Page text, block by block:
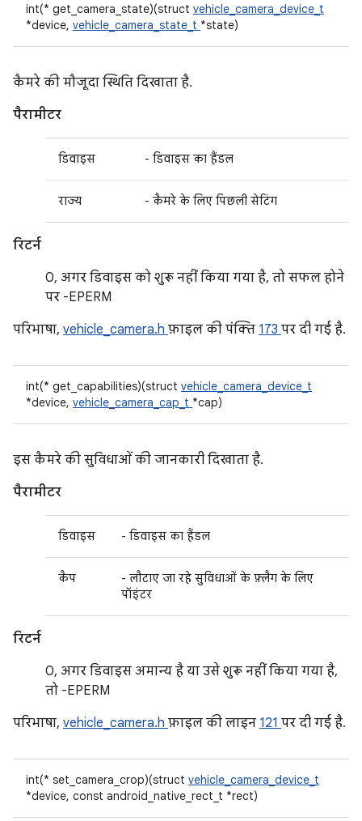
int(* get_camera_state)(struct vehicle_camera_device_t
*device, vehicle_camera_state_t *state)
कैमरे की मौजूदा स्थिति दिखाता है.
पैरामीटर
डिवाइस - डिवाइस का हैंडल
राज्य - कैमरे के लिए पिछली सेटिंग
रिटर्न
0, अगर डिवाइस को शुरू नहीं किया गया है, तो सफल होने
पर -EPERM
परिभाषा, vehicle_camera.h फ़ाइल की पंक्ति 173 पर दी गई है.
int(* get_capabilities)(struct vehicle_camera_device_t
*device, vehicle_camera_cap_t *cap)
इस कैमरे की सुविधाओं की जानकारी दिखाता है.
पैरामीटर
डिवाइस - डिवाइस का हैंडल
कैप
- लौटाए जा रहे सुविधाओं के फ़्लैग के लिए
पॉइंटर
रिटर्न
0, अगर डिवाइस अमान्य है या उसे शुरू नहीं किया गया है,
तो -EPERM
परिभाषा, vehicle_camera.h फ़ाइल की लाइन 121 पर दी गई है.
int(* set_camera_crop)(struct vehicle_camera_device_t
*device, const android_native_rect_t *rect)